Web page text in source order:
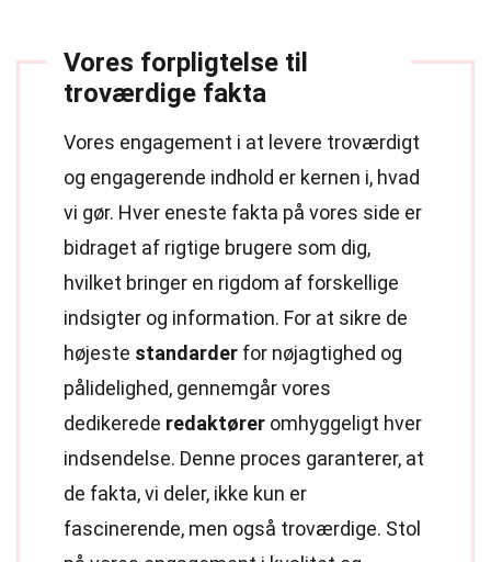
Vores forpligtelse til
troværdige fakta
Vores engagement i at levere troværdigt
og engagerende indhold er kernen i, hvad
vi gør. Hver eneste fakta på vores side er
bidraget af rigtige brugere som dig,
hvilket bringer en rigdom af forskellige
indsigter og information. For at sikre de
højeste standarder for nøjagtighed og
pålidelighed, gennemgår vores
dedikerede redaktører omhyggeligt hver
indsendelse. Denne proces garanterer, at
de fakta, vi deler, ikke kun er
fascinerende, men også troværdige. Stol